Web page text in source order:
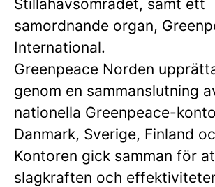
Stillahavsområdet, samt ett
samordnande organ,
International.
Greenpeace Norden
genom en sammanslutning
nationella Greenpeace-
Danmark, Sverige, Finland
Kontoren gick samman för
slagkraften och